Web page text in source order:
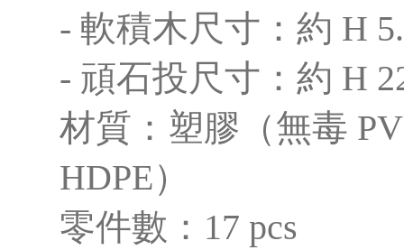
- 軟積木尺寸：約 H
- 頑石投尺寸：約 H
材質：塑膠（無毒
HDPE）
零件數：17 pcs